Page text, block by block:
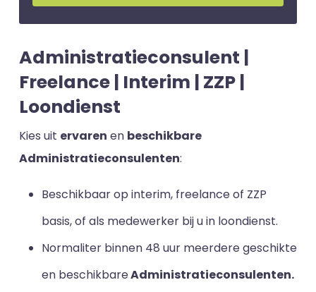
Administratieconsulent |
Freelance | Interim | ZZP |
Loondienst
Kies uit ervaren en beschikbare
Administratieconsulenten:
Beschikbaar op interim, freelance of ZZP
basis, of als medewerker bij u in loondienst.
Normaliter binnen 48 uur meerdere geschikte
en beschikbareAdministratieconsulenten.